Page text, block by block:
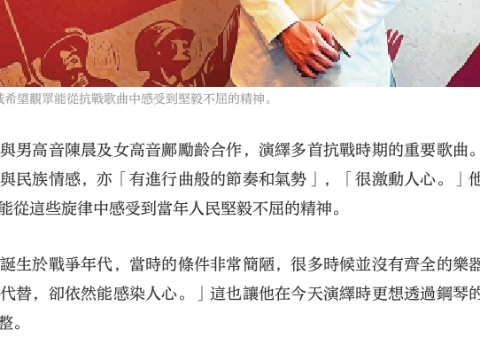
觀眾能從抗戰歌曲中感受到堅毅不屈的精神。
男高音陳晨及女高音鄺勵齡合作，演繹多首抗戰時期的重要歌曲
民族情感，亦「有進行曲般的節奏和氣勢」，「很激動人心。」
從這些旋律中感受到當年人民堅毅不屈的精神。
生於戰爭年代，當時的條件非常簡陋，很多時候並沒有齊全的樂
替，卻依然能感染人心。」這也讓他在今天演繹時更想透過鋼琴
。